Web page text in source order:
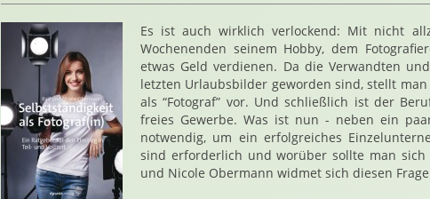
Es ist auch wirklich verlockend: Mit nicht
Wochenenden seinem Hobby, dem
etwas Geld verdienen. Da die Verwandten
letzten Urlaubsbilder geworden sind, stellt
als “Fotograf” vor. Und schließlich ist der
freies Gewerbe. Was ist nun - neben ein
notwendig, um ein erfolgreiches
sind erforderlich und worüber sollte man sich
und Nicole Obermann widmet sich diesen